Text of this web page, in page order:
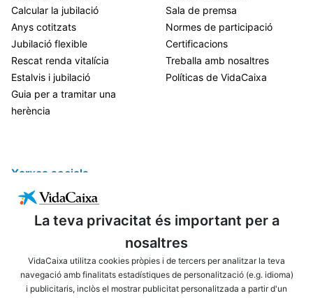
La teva privacitat és important per a
nosaltres
VidaCaixa utilitza cookies pròpies i de tercers per analitzar la teva
navegació amb finalitats estadístiques de personalització (e.g. idioma)
i publicitaris, inclòs el mostrar publicitat personalitzada a partir d'un
Calcular la jubilació
Anys cotitzats
Jubilació flexible
Rescat renda vitalícia
Estalvis i jubilació
Guia per a tramitar una
herència
Sala de premsa
Normes de participació
Certificacions
Treballa amb nosaltres
Políticas de VidaCaixa
Xarxes socials
ENLLAÇOS D'INTERÈS AVÍS LEGAL